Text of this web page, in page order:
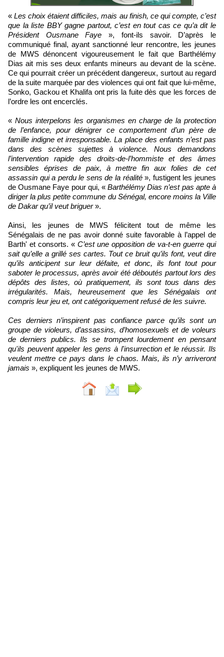
«Les choix étaient difficiles, mais au finish, ce qui compte, c’est
que la liste BBY gagne partout, c’est en tout cas ce qu’a dit le
Président Ousmane Faye», font-ils savoir. D’après le
communiqué final, ayant sanctionné leur rencontre, les jeunes
de MWS dénoncent vigoureusement le fait que Barthélémy
Dias ait mis ses deux enfants mineurs au devant de la scène.
Ce qui pourrait créer un précédent dangereux, surtout au regard
de la suite marquée par des violences qui ont fait que lui-même,
Sonko, Gackou et Khalifa ont pris la fuite dès que les forces de
l’ordre les ont encerclés.
« Nous interpelons les organismes en charge de la protection
de l’enfance, pour dénigrer ce comportement d’un père de
famille indigne et irresponsable. La place des enfants n’est pas
dans des scènes sujettes à violence. Nous demandons
l’intervention rapide des droits-de-l’hommiste et des âmes
sensibles éprises de paix, à mettre fin aux folies de cet
assassin qui a perdu le sens de la réalité», fustigent les jeunes
de Ousmane Faye pour qui, «Barthélémy Dias n’est pas apte à
diriger la plus petite commune du Sénégal, encore moins la Ville
de Dakar qu’il veut briguer».
Ainsi, les jeunes de MWS félicitent tout de même les
Sénégalais de ne pas avoir donné suite favorable à l’appel de
Barth' et consorts. « C’est une opposition de va-t-en guerre qui
sait qu’elle a grillé ses cartes. Tout ce bruit qu’ils font, veut dire
qu’ils anticipent sur leur défaite, et donc, ils font tout pour
saboter le processus, après avoir été déboutés partout lors des
dépôts des listes, où pratiquement, ils sont tous dans des
irrégularités. Mais, heureusement que les Sénégalais ont
compris leur jeu et, ont catégoriquement refusé de les suivre.
Ces derniers n’inspirent pas confiance parce qu’ils sont un
groupe de violeurs, d’assassins, d’homosexuels et de voleurs
de derniers publics. Ils se trompent lourdement en pensant
qu'ils peuvent appeler les gens à l'insurrection et le réussir. Ils
veulent mettre ce pays dans le chaos. Mais, ils n’y arriveront
jamais », expliquent les jeunes de MWS.